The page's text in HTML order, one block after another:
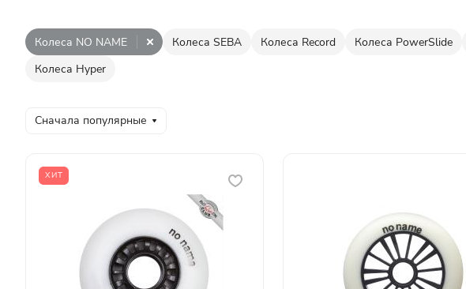
Колеса SEBA Колеса Record Колеса PowerSlide
Колеса NO NAME
Колеса Hyper
Сначала популярные
ХИТ